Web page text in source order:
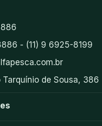
- (11) 9 6925-8199
Tarquínio de Sousa, 386